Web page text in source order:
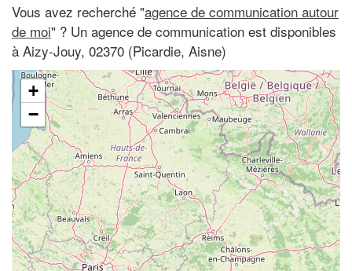
Vous avez recherché "agence de communication autour
de moi" ? Un agence de communication est disponibles
à Aizy-Jouy, 02370 (Picardie, Aisne)
+
−